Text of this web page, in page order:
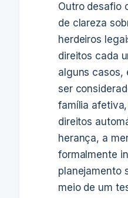
Outro desafio
de clareza
herdeiros
direitos cada
alguns casos,
ser
família
direitos
herança, a
formalmente
planejamento
meio de um